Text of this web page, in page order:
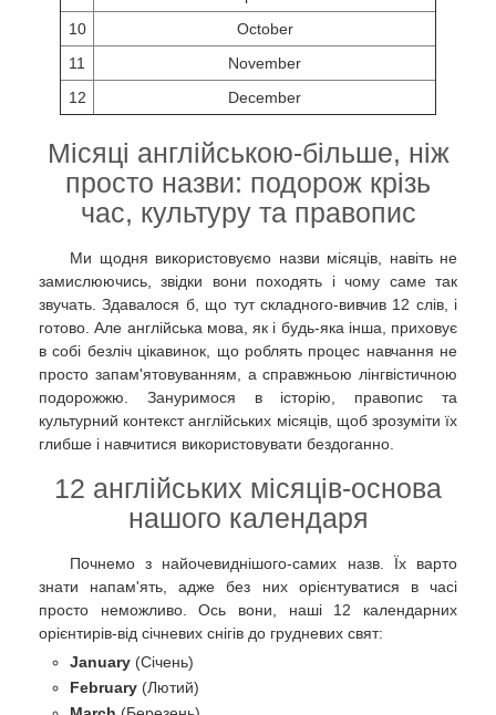
10
October
11
November
12
December
Місяці англійською-більше, ніж
просто назви: подорож крізь
час, культуру та правопис
Ми щодня використовуємо назви місяців, навіть не
замислюючись, звідки вони походять і чому саме так
звучать. Здавалося б, що тут складного-вивчив 12 слів, і
готово. Але англійська мова, як і будь-яка інша, приховує
в собі безліч цікавинок, що роблять процес навчання не
просто запам'ятовуванням, а справжньою лінгвістичною
подорожжю. Зануримося в історію, правопис та
культурний контекст англійських місяців, щоб зрозуміти їх
глибше і навчитися використовувати бездоганно.
12 англійських місяців-основа
нашого календаря
Почнемо з найочевиднішого-самих назв. Їх варто
знати напам'ять, адже без них орієнтуватися в часі
просто неможливо. Ось вони, наші 12 календарних
орієнтирів-від січневих снігів до грудневих свят:
January (Січень)
February (Лютий)